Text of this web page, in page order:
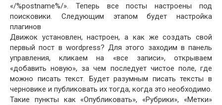
«/%postname%/». Теперь все посты настроены под
поисковики. Следующим этапом будет настройка
плагинов
Движок установлен, настроен, а как же создать свой
первый пост в wordpress? Для этого заходим в панель
управления, кликаем на «все записи», открываем
«добавить новую», за чем последует чистое поле, где
можно писать текст. Будет разумным писать тексты в
черновике и публиковать их тогда, когда это необходимо.
Такие пункты как «Опубликовать», «Рубрики», «Метки»